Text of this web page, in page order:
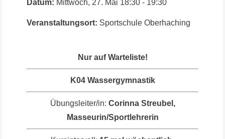
Datum: Mittwoch, 27. Mai 18:30 - 19:30
Veranstaltungsort: Sportschule Oberhaching
Nur auf Warteliste!
K04 Wassergymnastik
Übungsleiter/in: Corinna Streubel,
Masseurin/Sportlehrerin